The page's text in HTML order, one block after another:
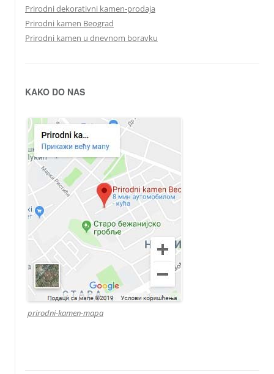
Prirodni dekorativni kamen-prodaja
Prirodni kamen Beograd
Prirodni kamen u dnevnom boravku
KAKO DO NAS
prirodni-kamen-mapa